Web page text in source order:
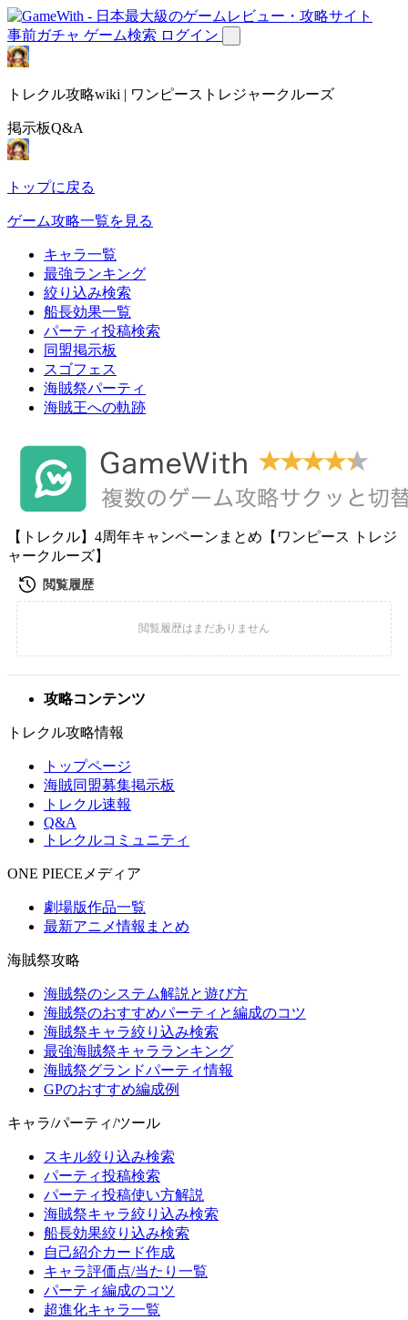
事前ガチャ ゲーム検索 ログイン
トレクル攻略wiki | ワンピーストレジャークルーズ
掲示板Q&A
トップに戻る
ゲーム攻略一覧を見る
キャラ一覧
最強ランキング
絞り込み検索
船長効果一覧
パーティ投稿検索
同盟掲示板
スゴフェス
海賊祭パーティ
海賊王への軌跡
【トレクル】4周年キャンペーンまとめ【ワンピース トレジ
ャークルーズ】
攻略コンテンツ
トレクル攻略情報
トップページ
海賊同盟募集掲示板
トレクル速報
Q&A
トレクルコミュニティ
ONE PIECEメディア
劇場版作品一覧
最新アニメ情報まとめ
海賊祭攻略
海賊祭のシステム解説と遊び方
海賊祭のおすすめパーティと編成のコツ
海賊祭キャラ絞り込み検索
最強海賊祭キャラランキング
海賊祭グランドパーティ情報
GPのおすすめ編成例
キャラ/パーティ/ツール
スキル絞り込み検索
パーティ投稿検索
パーティ投稿使い方解説
海賊祭キャラ絞り込み検索
船長効果絞り込み検索
自己紹介カード作成
キャラ評価点/当たり一覧
パーティ編成のコツ
超進化キャラ一覧